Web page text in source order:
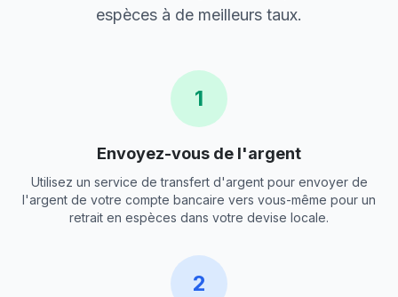
espèces à de meilleurs taux.
1
Envoyez-vous de l'argent
Utilisez un service de transfert d'argent pour envoyer de
l'argent de votre compte bancaire vers vous-même pour un
retrait en espèces dans votre devise locale.
2